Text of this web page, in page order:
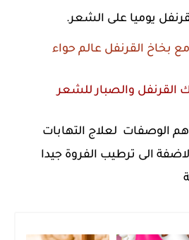
يوميا على الشعر.
بخاخ القرنفل عالم حواء
القرنفل والصبار للشعر
الوصفات لعلاج التهابات
الى ترطيب الفروة جيدا